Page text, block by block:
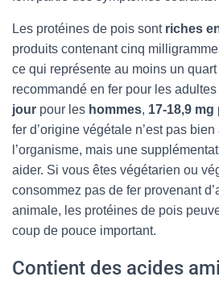
Les protéines de pois sont riches
produits contenant cinq
ce qui représente au moins un
recommandé en fer pour les adultes
jour pour les hommes, 17-18,9 mg
fer d’origine végétale n’est pas
l’organisme, mais une
aider. Si vous êtes végétarien ou
consommez pas de fer provenant
animale, les protéines de pois
coup de pouce important.
Contient des acides